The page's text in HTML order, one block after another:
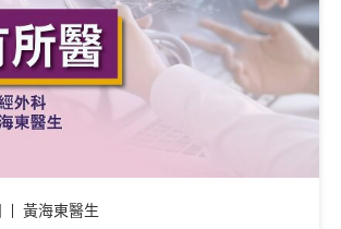
黃海東醫生